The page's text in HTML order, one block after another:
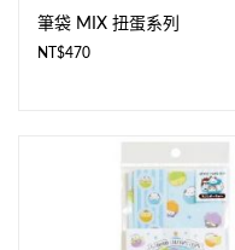
筆袋 MIX 扭蛋系列
NT$470